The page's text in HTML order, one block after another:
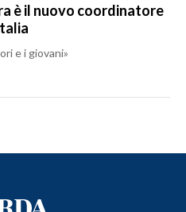
è il nuovo coordinatore
e i giovani»